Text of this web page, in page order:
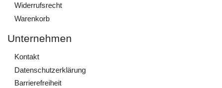
Widerrufs­recht
Warenkorb
Unternehmen
Kontakt
Daten­schutz­erklärung
Barrierefreiheit